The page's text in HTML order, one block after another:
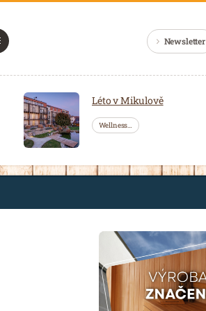
Newsletter
Léto v Mikulově
Wellness…